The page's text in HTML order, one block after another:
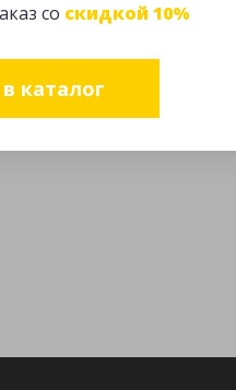
со скидкой 10%
каталог